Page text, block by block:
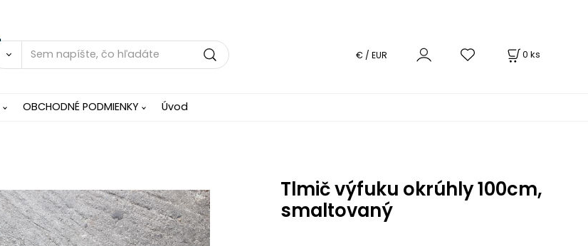
0 ks
€ / EUR
OBCHODNÉ PODMIENKY Úvod
Tlmič výfuku okrúhly 100cm,
smaltovaný